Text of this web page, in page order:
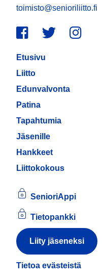
toimisto@senioriliitto.fi
Facebook
Twitter
Etusivu
Liitto
Edunvalvonta
Patina
Tapahtumia
Jäsenille
Hankkeet
Liittokokous
SenioriAppi
Tietopankki
Liity jäseneksi
Tietoa evästeistä